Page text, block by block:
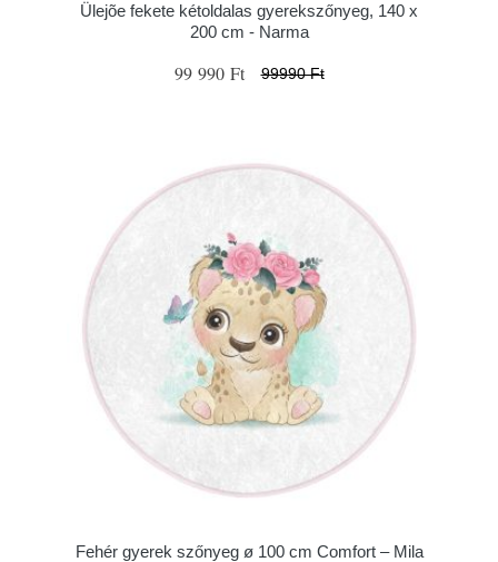
Ülejõe fekete kétoldalas gyerekszőnyeg, 140 x
200 cm - Narma
99 990 Ft 99990 Ft
Fehér gyerek szőnyeg ø 100 cm Comfort – Mila